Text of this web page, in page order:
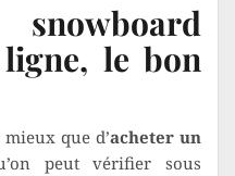
ligne, le bon
que d’acheter un
peut vérifier sous